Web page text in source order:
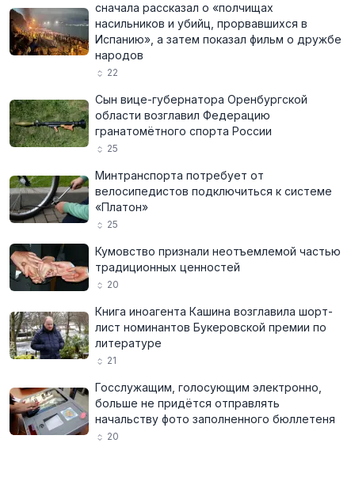
сначала рассказал о «полчищах
насильников и убийц, прорвавшихся в
Испанию», а затем показал фильм о дружбе
народов
22
Сын вице-губернатора Оренбургской
области возглавил Федерацию
гранатомётного спорта России
25
Минтранспорта потребует от
велосипедистов подключиться к системе
«Платон»
25
Кумовство признали неотъемлемой частью
традиционных ценностей
20
Книга иноагента Кашина возглавила шорт-
лист номинантов Букеровской премии по
литературе
21
Госслужащим, голосующим электронно,
больше не придётся отправлять
начальству фото заполненного бюллетеня
20